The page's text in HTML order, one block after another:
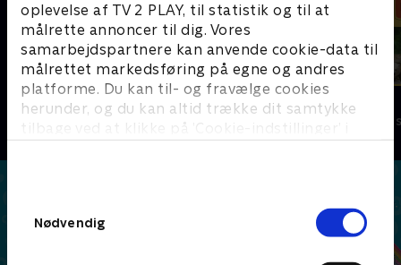
oplevelse af TV 2 PLAY, til statistik og til at
målrette annoncer til dig. Vores
samarbejdspartnere kan anvende cookie-data til
målrettet markedsføring på egne og andres
platforme. Du kan til- og fravælge cookies
herunder, og du kan altid trække dit samtykke
tilbage ved at klikke på ’Cookie-indstillinger’ i
Nødvendig
Dino Deluxe
Børneserier • 1 sæsoner
Vilde unger
Børneserier •